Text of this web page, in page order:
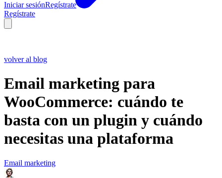
Iniciar sesiónRegístrate
Regístrate
volver al blog
Email marketing para
WooCommerce: cuándo te
basta con un plugin y cuándo
necesitas una plataforma
Email marketing